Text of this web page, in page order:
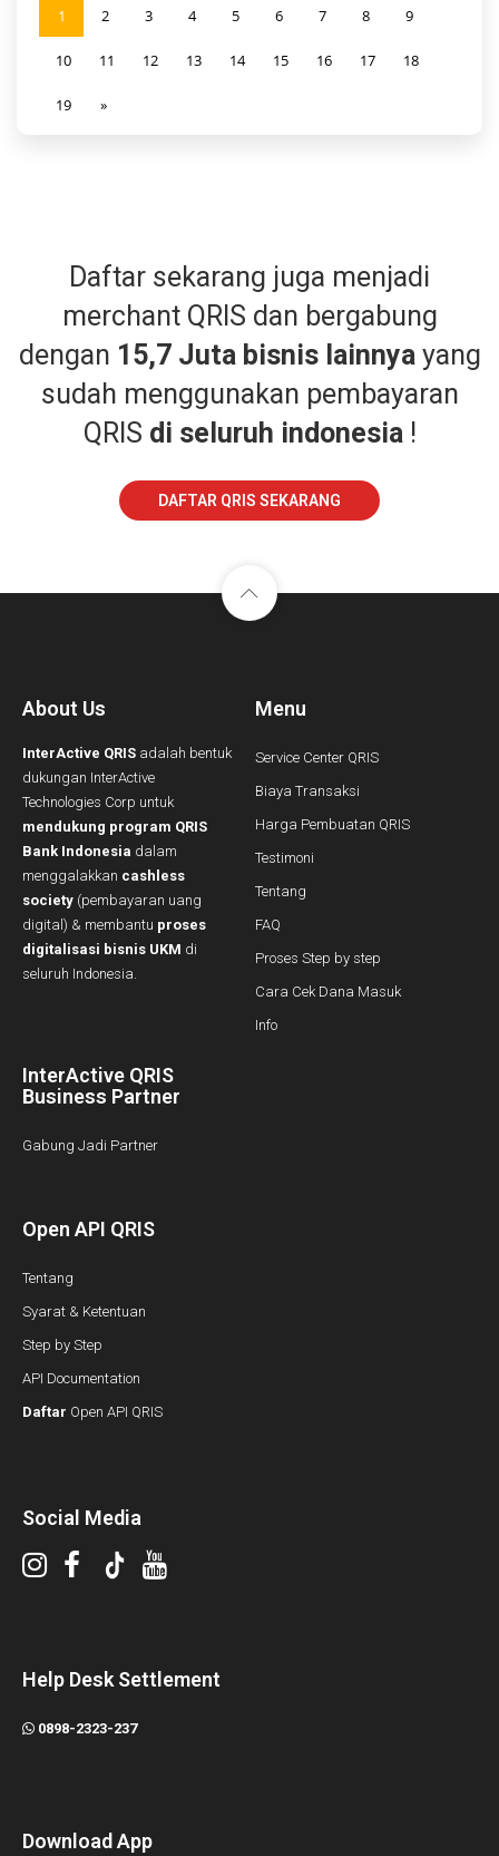
1 2 3 4 5 6 7 8 9
10 11 12 13 14 15 16 17 18
19 »
Daftar sekarang juga menjadi
merchant QRIS dan bergabung
dengan 15,7 Juta bisnis lainnyayang
sudah menggunakan pembayaran
QRIS di seluruh indonesia!
DAFTAR QRIS SEKARANG
About Us
InterActive QRIS adalah bentuk
dukungan InterActive
Technologies Corp untuk
mendukung program QRIS
Bank Indonesia dalam
menggalakkan cashless
society (pembayaran uang
digital) & membantu proses
digitalisasi bisnis UKM di
seluruh Indonesia.
InterActive QRIS
Business Partner
Gabung Jadi Partner
Menu
Service Center QRIS
Biaya Transaksi
Harga Pembuatan QRIS
Testimoni
Tentang
FAQ
Proses Step by step
Cara Cek Dana Masuk
Info
Open API QRIS
Tentang
Syarat & Ketentuan
Step by Step
API Documentation
Daftar Open API QRIS
Social Media
Help Desk Settlement
0898-2323-237
Download App